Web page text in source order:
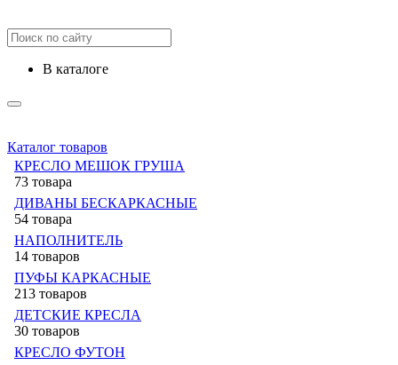
в каталоге
Каталог товаров
КРЕСЛО МЕШОК ГРУША
73 товара
ДИВАНЫ БЕСКАРКАСНЫЕ
54 товара
НАПОЛНИТЕЛЬ
14 товаров
ПУФЫ КАРКАСНЫЕ
213 товаров
ДЕТСКИЕ КРЕСЛА
30 товаров
КРЕСЛО ФУТОН